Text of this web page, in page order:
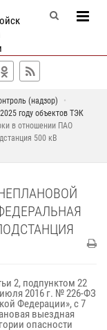
(надзор)
году объектов ТЭК
в отношении ПАО
500 кВ
2, подпунктом 22
июля 2016 г. № 226-ФЗ
Федерации», с 7
выездная
опасности